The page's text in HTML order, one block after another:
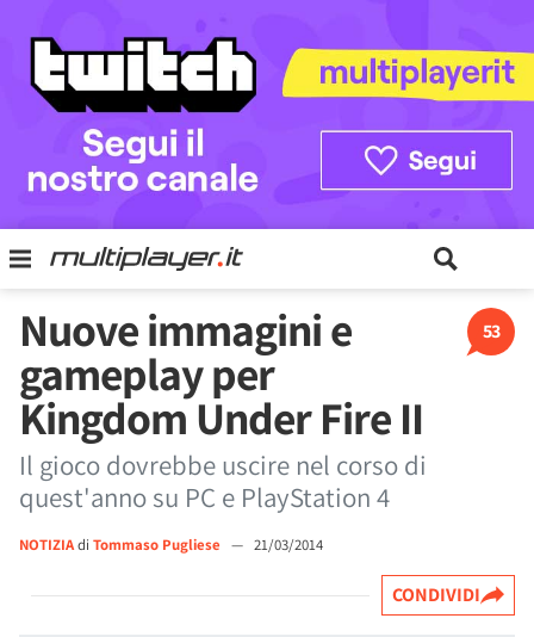
53
Nuove immagini e
gameplay per
Kingdom Under Fire II
Il gioco dovrebbe uscire nel corso di
quest'anno su PC e PlayStation 4
NOTIZIAdi Tommaso Pugliese — 21/03/2014
CONDIVIDI